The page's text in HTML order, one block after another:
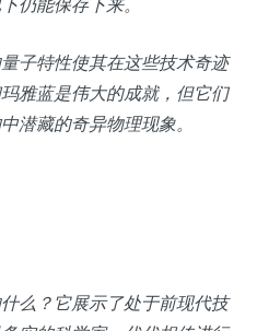
子特性使其在这些技术奇迹
雅蓝是伟大的成就，但它们
潜藏的奇异物理现象。
么？它展示了处于前现代技